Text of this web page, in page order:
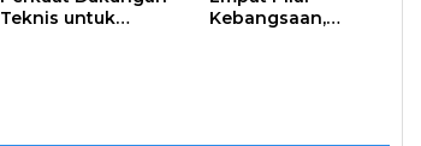
Teknis untuk
Kebangsaan,